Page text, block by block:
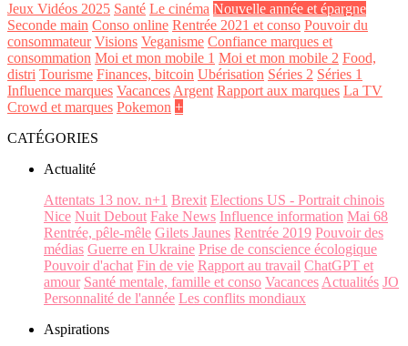
Jeux Vidéos 2025 Santé Le cinéma Nouvelle année et épargne
Seconde main Conso online Rentrée 2021 et conso Pouvoir du
consommateur Visions Veganisme Confiance marques et
consommation Moi et mon mobile 1 Moi et mon mobile 2 Food,
distri Tourisme Finances, bitcoin Ubérisation Séries 2 Séries 1
Influence marques Vacances Argent Rapport aux marques La TV
Crowd et marques Pokemon +
CATÉGORIES
Actualité
Attentats 13 nov. n+1 Brexit Elections US - Portrait chinois
Nice Nuit Debout Fake News Influence information Mai 68
Rentrée, pêle-mêle Gilets Jaunes Rentrée 2019 Pouvoir des
médias Guerre en Ukraine Prise de conscience écologique
Pouvoir d'achat Fin de vie Rapport au travail ChatGPT et
amour Santé mentale, famille et conso Vacances Actualités JO
Personnalité de l'année Les conflits mondiaux
Aspirations